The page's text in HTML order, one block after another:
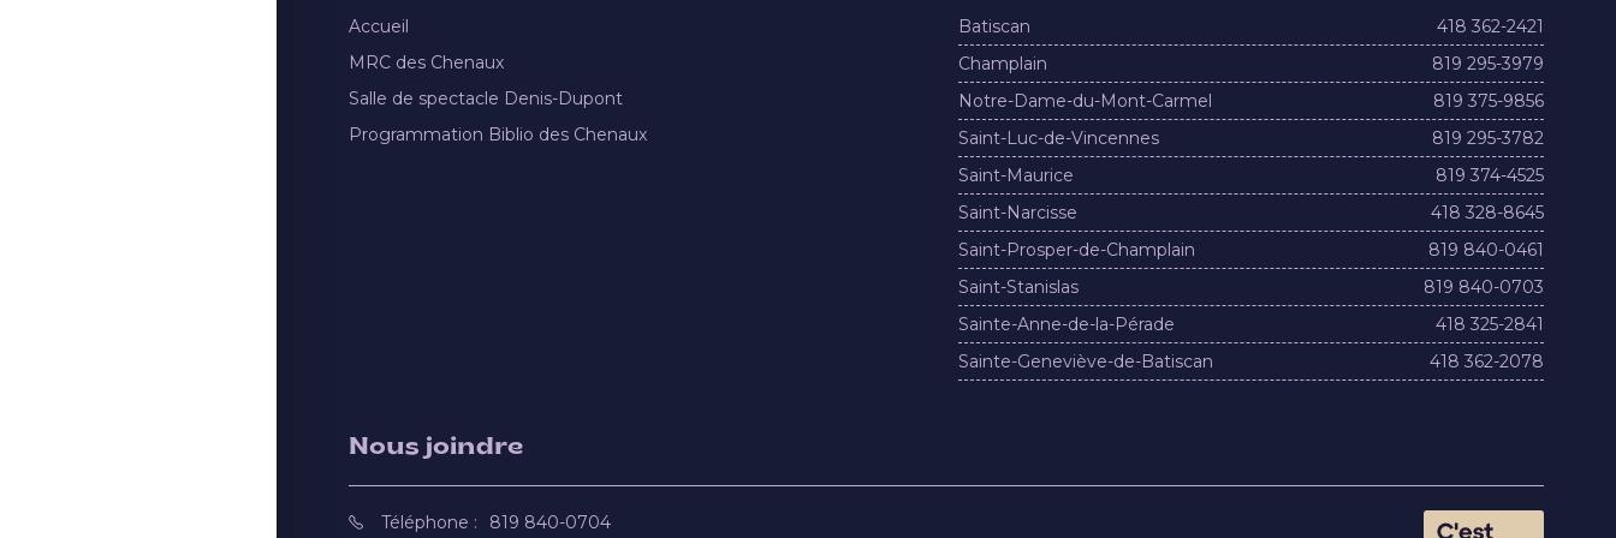
Accueil
MRC des Chenaux
Salle de spectacle Denis-Dupont
Programmation Biblio des Chenaux
Batiscan
418 362-2421
Champlain
819 295-3979
Notre-Dame-du-Mont-Carmel
819 375-9856
Saint-Luc-de-Vincennes
819 295-3782
Saint-Maurice
819 374-4525
Saint-Narcisse
418 328-8645
Saint-Prosper-de-Champlain
819 840-0461
Saint-Stanislas
819 840-0703
Sainte-Anne-de-la-Pérade
418 325-2841
Sainte-Geneviève-de-Batiscan
418 362-2078
Nous joindre
Téléphone : 819 840-0704